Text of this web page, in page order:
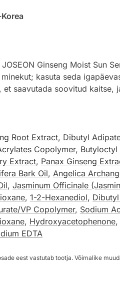
JOSEON Ginseng Moist Sun
kasuta seda
et saavutada soovitud kaitse,
Root Extract, Dibutyl
Copolymer, Butyloctyl
Extract, Panax Ginseng
Bark Oil, Angelica
, Jasminum Officinale
, 1-2-Hexanediol,
VP Copolymer, Sodium
, Hydroxyacetophenone,
EDTA
eest vastutab tootja. Võimalike